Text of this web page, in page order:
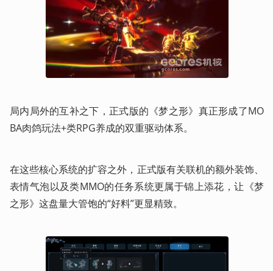
局内局外的互补之下，正式版的《梦之形》真正形成了MO
BA肉鸽玩法+类RPG养成的双重驱动体系。
在这些核心系统的扩容之外，正式版有关联机的额外装饰、
表情气泡以及类MMO的任务系统更属于锦上添花，让《梦
之形》这盘量大管饱的“好料”更显精致。